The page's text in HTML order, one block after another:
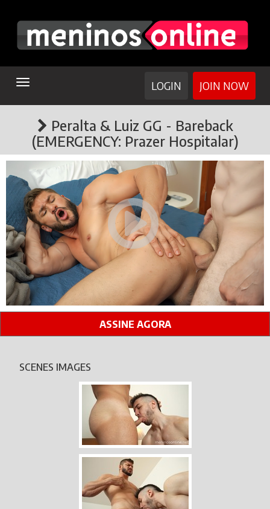
TOGGLE
JOIN NOW
LOGIN
Peralta & Luiz GG - Bareback
(EMERGENCY: Prazer Hospitalar)
ASSINE AGORA
SCENES IMAGES